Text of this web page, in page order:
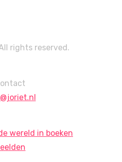
rights reserved.
wereld in boeken